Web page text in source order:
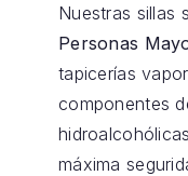
Nuestras sillas
Personas
tapicerías
componentes
máxima